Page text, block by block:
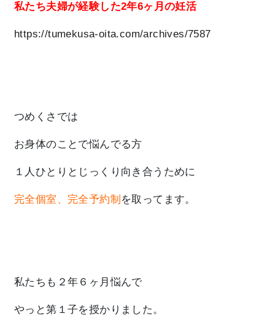
私たち夫婦が経験した2年6ヶ月の妊活
https://tumekusa-oita.com/archives/7587
つめくさでは
お身体のことで悩んでる方
１人ひとりとじっくり向き合うために
完全個室、完全予約制 を取ってます。
私たちも２年６ヶ月悩んで
やっと第１子を授かりました。